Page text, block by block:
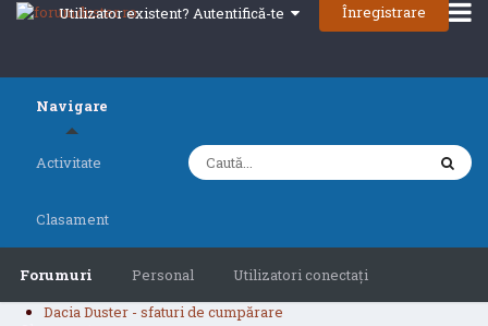
Utilizator existent? Autentifică-te Înregistrare
Navigare
Forumuri Personal Utilizatori conectați
Activitate
Clasament
Dacia Duster - sfaturi de cumpărare